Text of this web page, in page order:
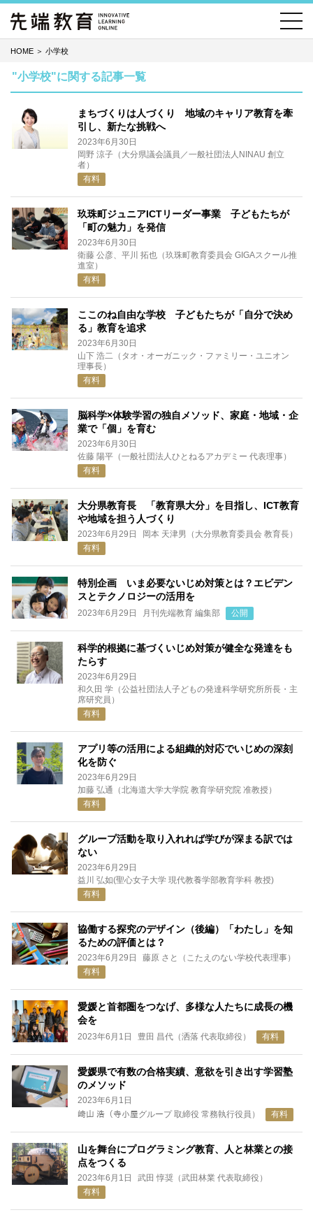
HOME ＞ 小学校
"小学校"に関する記事一覧
まちづくりは人づくり 地域のキャリア教育を牽
引し、新たな挑戦へ
2023年6月30日
岡野 涼子（大分県議会議員／一般社団法人NINAU 創立
者）
有料
玖珠町ジュニアICTリーダー事業 子どもたちが
「町の魅力」を発信
2023年6月30日
衛藤 公彦、平川 拓也（玖珠町教育委員会 GIGAスクール推
進室）
有料
ここのね自由な学校 子どもたちが「自分で決め
る」教育を追求
2023年6月30日
山下 浩二（タオ・オーガニック・ファミリー・ユニオン
理事長）
有料
脳科学×体験学習の独自メソッド、家庭・地域・企
業で「個」を育む
2023年6月30日
佐藤 陽平（一般社団法人ひとねるアカデミー 代表理事）
有料
大分県教育長 「教育県大分」を目指し、ICT教育
や地域を担う人づくり
2023年6月29日
岡本 天津男（大分県教育委員会 教育長）
有料
特別企画 いま必要ないじめ対策とは？エビデン
スとテクノロジーの活用を
2023年6月29日 月刊先端教育 編集部 公開
科学的根拠に基づくいじめ対策が健全な発達をも
たらす
2023年6月29日
和久田 学（公益社団法人子どもの発達科学研究所所長・主
席研究員）
有料
アプリ等の活用による組織的対応でいじめの深刻
化を防ぐ
2023年6月29日
加藤 弘通（北海道大学大学院 教育学研究院 准教授）
有料
グループ活動を取り入れれば学びが深まる訳では
ない
2023年6月29日
益川 弘如(聖心女子大学 現代教養学部教育学科 教授)
有料
協働する探究のデザイン（後編）「わたし」を知
るための評価とは？
2023年6月29日
藤原 さと（こたえのない学校代表理事）
有料
愛媛と首都圏をつなげ、多様な人たちに成長の機
会を
2023年6月1日 豊田 昌代（洒落 代表取締役） 有料
愛媛県で有数の合格実績、意欲を引き出す学習塾
のメソッド
2023年6月1日
﨑山 浩（寺小屋グループ 取締役 常務執行役員）
有料
山を舞台にプログラミング教育、人と林業との接
点をつくる
2023年6月1日
武田 惇奨（武田林業 代表取締役）
有料